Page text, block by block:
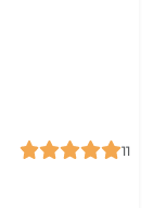
11